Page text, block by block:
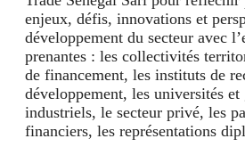
enjeux, défis, innovations et
développement du secteur avec
prenantes : les collectivités
de financement, les instituts de
développement, les universités et
industriels, le secteur privé, les
financiers, les représentations